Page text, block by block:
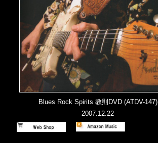
Blues Rock Spirits 教則DVD (ATDV-147)
2007.12.22